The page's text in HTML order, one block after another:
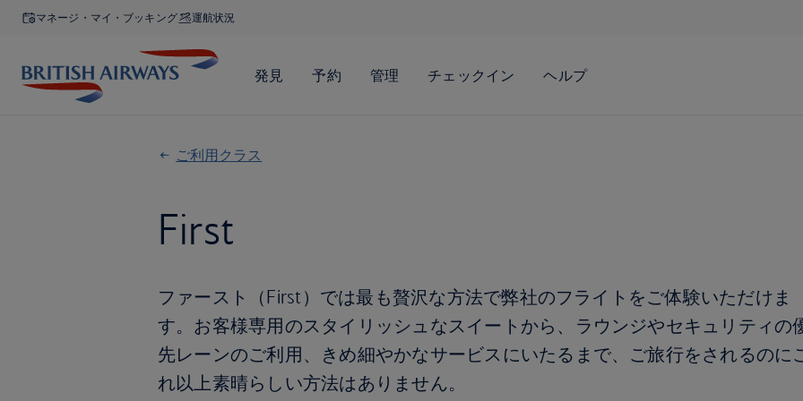
マネージ・マイ・ブッキング 運航状況
ご利用クラス
First
ファースト（First）では最も贅沢な方法で弊社のフライトをご体験いただけま
す。お客様専用のスタイリッシュなスイートから、ラウンジやセキュリティの
先レーンのご利用、きめ細やかなサービスにいたるまで、ご旅行をされるのに
れ以上素晴らしい方法はありません。